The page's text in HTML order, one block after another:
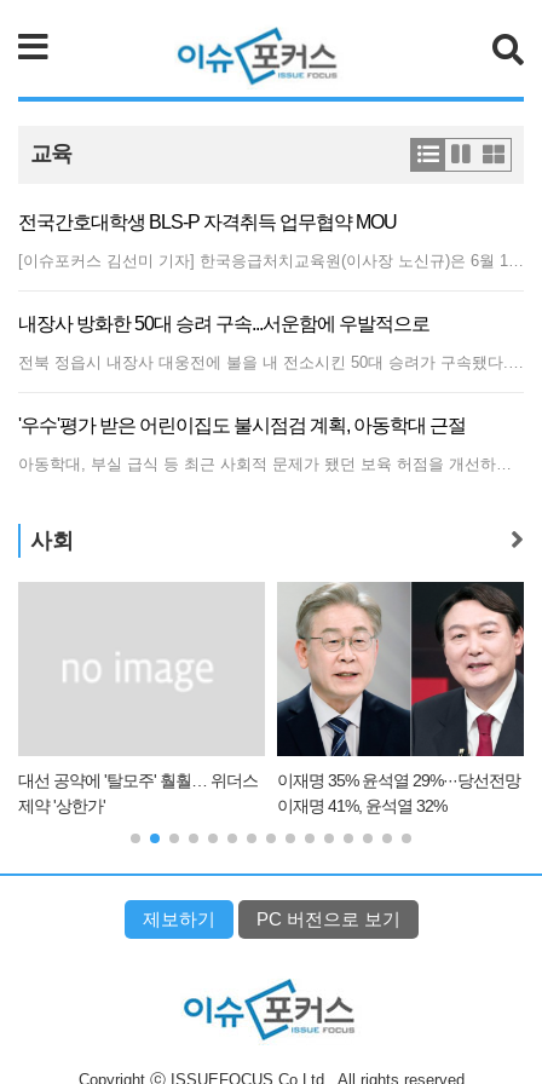
교육
전국간호대학생 BLS-P 자격취득 업무협약 MOU
[이슈포커스 김선미 기자] 한국응급처치교육원(이사장 노신규)은 6월 16일 대한간호대학 학생협회(간대협)와 BLS-Provider 자격 취득 업무협약 MOU를 체결했다. BLS-Provider(Basic life support Provider)는 심정지 상황 발생시 누구나 신속하고 정확하게 심폐소생술 응급처치를 할 수 있도록 교육하는 “심정지 기본소생술”을 의미한다. 이주희 대한간호대학 학생협회 회장(경희대 간호학과 4학년)은“한국응급처치교육원과의 업무협약을 통해 미래 의료인인 전국 간호대학생의 위급상황 대처 능력 강화에 이바지하고, 지역사회 심폐소생술 전문 인력 양성에 힘쓸 것”이라고 말했다. 대한간호대학 학생협회는 전국 203개 간호학과 학생 12만명의 권익을 대변하는 단체로 간호학과 학생대표들로 구성된 대의원단과 중앙집행부로 구성되어 있다. 한국응급처치교육원은 행정안전부 공식 지정교육기관이며, 2013년 설립후 매년 300만명이 넘는 응급처치 및 심폐소생술 교육 이수자를 배출하는 국내 최대 심폐소생술 교육기관이다. 한국응급처치교육원은 BLS-Provider 교육과정을 포함해 안전대응관리사와 응급처치원, 국제 EFR 자격과정 등 다양한 응급처치 및 심폐소생술 교육과정을 운영중이다. 한국응급처치교육원에 따르면 급성 심장정지 상황 발생시 생존율은 7.9%에 불과하지만, 조기에 심폐소생술을 시행할 경우 생존율이 1.9~3.3배 높아지고, 뇌기능 회복률은 2.8~6.2배 증가하게 된다.
내장사 방화한 50대 승려 구속...서운함에 우발적으로
전북 정읍시 내장사 대웅전에 불을 내 전소시킨 50대 승려가 구속됐다.전주지법 정읍지원 영장 전담부는 7일 “도망의 염려가 있다”면서 현주건조물방화 혐의로 청구된 승려 A씨(53)에 대한 구속영장을 발부했다.A씨는 지난 5일 오후 6시37분께 내장사 대웅전에 인화물질을 붓고 불을 지른 혐의를 받고 있다. 그는 지난 2월 수행을 위해 내장사에 들어온 뒤 다른 승려들과 마찰을 빚다 이 같은 범행을 한 것으로 드러났다.A씨는 범행 당시 술에 취한 상태였으며 사찰에 보관된 휘발유를 뿌려 불을 낸 것으로 확인됐다. 그는 방화 5분 뒤 경찰에 전화를 걸어 “대웅전에 불을 질렀다”고 신고했다. 신고 이후 도주하지 않고 현장에 머물러 있다 현행범으로 경찰에 체포돼 연행됐다.경찰 조사에서 A씨는 “생활하면서 서운한 게 쌓여 그랬다”는 취지로 진술했다. A씨 방화로 대웅전 165.84㎡가 모두 타 소방서 추산 17억8000만원의 재산피해가 났다. 다행히 내장산으로 불길이 옮아 붙거나 인명피해가 발생하지는 않았다.A씨는 이날 영장실질심사(구속 전 피의자 심문)에 참석하기 앞서 “정읍시민에게 깊이 죄송하다”고 거듭 고개를 숙였다. 자진 신고한 이유에 대해선 “주변 산으로 (불이) 번지면 안 되니까…”라고 답했다.내장사 대웅전은 지난 2012년 10월 31일에도 전기 누전으로 불에 탄 바 있다. 정읍시민 성금과 시예산 등 25억원을 들여 2015년에 대웅전 건물을 새로 지었으나 다시 불에 사라지게 됐다.
'우수'평가 받은 어린이집도 불시점검 계획, 아동학대 근절
아동학대, 부실 급식 등 최근 사회적 문제가 됐던 보육 허점을 개선하기 위해 정부가 '우수'하다고 평가받은 어린이집도 불시 점검을 할 계획이다.보건복지부는 2021년 제1차 중앙보육정책위원회를 열어 이런 내용을 담은 어린이집 평가 운영 개선 계획, 제3차 중장기 보육기본계획의 2021년 시행 계획 등을 논의했다고 22일 밝혔다. 복지부는 우선 어린이집 평가 제도에 있어 사후 관리를 더욱 깐깐하게 하기로 했다. 최근 장애 아동을 포함한 원생들을 상습적으로 학대한 혐의로 보육교사 2명이 구속된 인천의 한 국공립 어린이집의 경우, 정부 평가에서 최고점인 A등급을 받아 실효성 논란이 일었는데 이런 점을 보완하기 위해서다. 복지부는 어린이집 평가에서 A∼D 중 상위 등급에 해당하는 A, B 등급을 받은 곳 가운데 자체 점검 보고서를 내지 않거나 미흡한 어린이집, 학부모 민원·제보가 들어온 어린이집 등을 대상으로 불시에 점검에 나서 관리하기로 했다. 현장에서 아동학대를 근절할 수 있도록 자발적인 노력도 강조할 방침이다.어린이집 원장이 보육실 모니터링 등을 통해 아동학대 사실을 확인하고, 관련 내용을 자진 신고한 경우에는 공익 신고에 따른 책임 감면을 적용해 평가 등급이 최하위로 조정되지 않도록 할 예정이다. 국공립어린이집에 대해서는 원장이 보육실을 상시로 확인하는지 등을 반영해 평가를 강화한다.
사회
대선 공약에 '탈모주' 훨훨… 위더스
제약 '상한가'
이재명 35% 윤석열 29%···당선전망
이재명 41%, 윤석열 32%
제보하기 PC 버전으로 보기
Copyright ⓒ ISSUEFOCUS Co.Ltd., All rights reserved